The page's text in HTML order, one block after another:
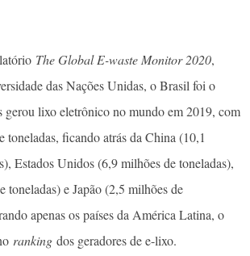
The Global E-waste Monitor 2020,
das Nações Unidas, o Brasil foi o
gerou lixo eletrônico no mundo em 2019, com
toneladas, ficando atrás da China (10,1
Estados Unidos (6,9 milhões de toneladas),
toneladas) e Japão (2,5 milhões de
apenas os países da América Latina, o
ranking dos geradores de e-lixo.